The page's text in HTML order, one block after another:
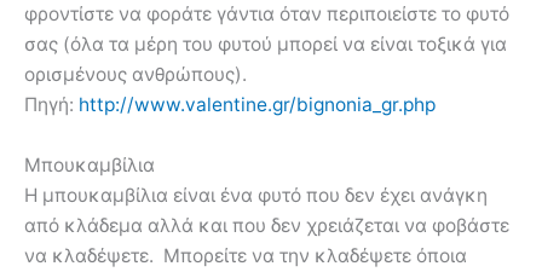
φροντίστε να φοράτε γάντια όταν περιποιείστε το φυτό
σας (όλα τα μέρη του φυτού μπορεί να είναι τοξικά για
ορισμένους ανθρώπους).
Πηγή: http://www.valentine.gr/bignonia_gr.php
Μπουκαμβίλια
Η μπουκαμβίλια είναι ένα φυτό που δεν έχει ανάγκη
από κλάδεμα αλλά και που δεν χρειάζεται να φοβάστε
να κλαδέψετε. Μπορείτε να την κλαδέψετε όποια